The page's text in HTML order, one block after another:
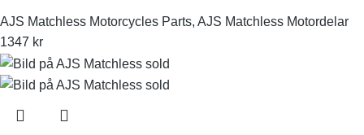
AJS Matchless Motorcycles Parts, AJS Matchless Motordelar
1347 kr